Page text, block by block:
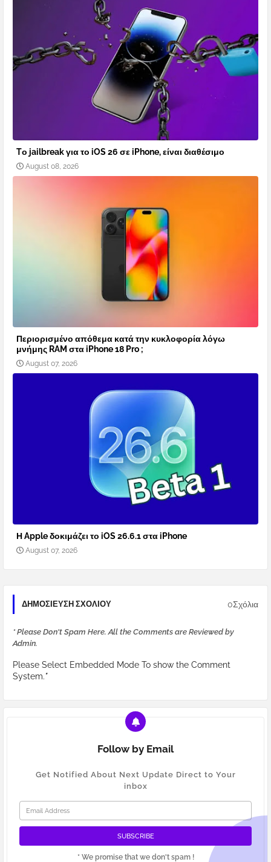
Tο jailbreak για το iOS 26 σε iPhone, είναι διαθέσιμο
August 08, 2026
Περιορισμένο απόθεμα κατά την κυκλοφορία λόγω
μνήμης RAM στα iPhone 18 Pro ;
August 07, 2026
Η Apple δοκιμάζει το iOS 26.6.1 στα iPhone
August 07, 2026
ΔΗΜΟΣΊΕΥΣΗ ΣΧΟΛΊΟΥ 0Σχόλια
* Please Don't Spam Here. All the Comments are Reviewed by
Admin.
Please Select Embedded Mode To show the Comment
System.*
Follow by Email
Get Notified About Next Update Direct to Your
inbox
* We promise that we don't spam !